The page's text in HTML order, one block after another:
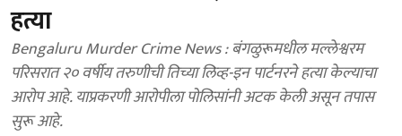
हत्या
Bengaluru Murder Crime News : बंगळुरूमधील मल्लेश्वरम
परिसरात २० वर्षीय तरुणीची तिच्या लिव्ह-इन पार्टनरने हत्या केल्याचा
आरोप आहे. याप्रकरणी आरोपीला पोलिसांनी अटक केली असून तपास
सुरू आहे.